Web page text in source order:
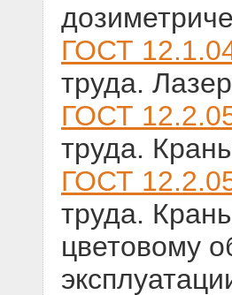
ГОСТ
труда.
ГОСТ
труда.
ГОСТ
труда.
цветовому